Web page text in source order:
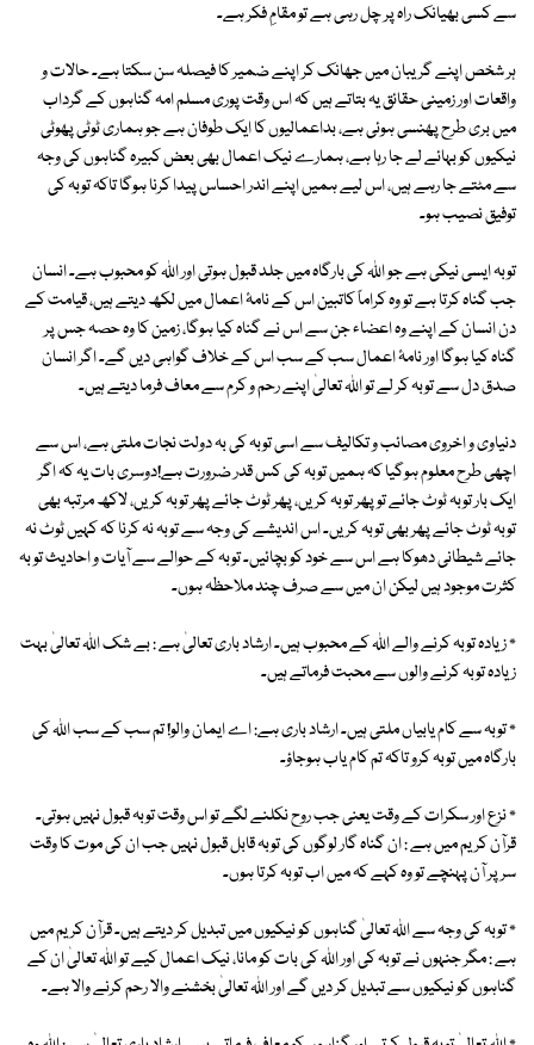
سے کسی بھیانک راہ پر چل رہی ہے تو مقامِ فکر ہے۔
ہر شخص اپنے گریبان میں جھانک کر اپنے ضمیر کا فیصلہ سن سکتا ہے۔ حالات و
واقعات اور زمینی حقائق یہ بتاتے ہیں کہ اس وقت پوری مسلم امہ گناہوں کے گرداب
میں بری طرح پھنسی ہوئی ہے، بداعمالیوں کا ایک طوفان ہے جو ہماری ٹوٹی پھوٹی
نیکیوں کو بہائے لے جا رہا ہے، ہمارے نیک اعمال بھی بعض کبیرہ گناہوں کی وجہ
سے مٹتے جا رہے ہیں، اس لیے ہمیں اپنے اندر احساس پیدا کرنا ہوگا تاکہ توبہ کی
توفیق نصیب ہو۔
توبہ ایسی نیکی ہے جو اللہ کی بارگاہ میں جلد قبول ہوتی اور اللہ کو محبوب ہے۔ انسان
جب گناہ کرتا ہے تو وہ کراماً کاتبین اس کے نامۂ اعمال میں لکھ دیتے ہیں، قیامت کے
دن انسان کے اپنے وہ اعضاء جن سے اس نے گناہ کیا ہوگا، زمین کا وہ حصہ جس پر
گناہ کیا ہوگا اور نامۂ اعمال سب کے سب اس کے خلاف گواہی دیں گے۔ اگر انسان
صدق دل سے توبہ کر لے تو اللہ تعالیٰ اپنے رحم و کرم سے معاف فرما دیتے ہیں۔
دنیاوی و اخروی مصائب و تکالیف سے اسی توبہ کی بہ دولت نجات ملتی ہے، اس سے
اچھی طرح معلوم ہوگیا کہ ہمیں توبہ کی کس قدر ضرورت ہے!دوسری بات یہ کہ اگر
ایک بار توبہ ٹوٹ جائے تو پھر توبہ کریں، پھر ٹوٹ جائے پھر توبہ کریں، لاکھ مرتبہ بھی
توبہ ٹوٹ جائے پھر بھی توبہ کریں۔ اس اندیشے کی وجہ سے توبہ نہ کرنا کہ کہیں ٹوٹ نہ
جائے شیطانی دھوکا ہے اس سے خود کو بچائیں۔ توبہ کے حوالے سے آیات و احادیث تو بہ
کثرت موجود ہیں لیکن ان میں سے صرف چند ملاحظہ ہوں۔
٭ زیادہ توبہ کرنے والے اللہ کے محبوب ہیں۔ ارشاد باری تعالیٰ ہے : بے شک اللہ تعالیٰ بہت
زیادہ توبہ کرنے والوں سے محبت فرماتے ہیں۔
٭ توبہ سے کام یابیاں ملتی ہیں۔ ارشاد باری ہے: اے ایمان والو! تم سب کے سب اللہ کی
بارگاہ میں توبہ کرو تاکہ تم کام یاب ہوجاؤ۔
٭ نزع اور سکرات کے وقت یعنی جب روح نکلنے لگے تو اس وقت توبہ قبول نہیں ہوتی۔
قرآن کریم میں ہے : ان گناہ گار لوگوں کی توبہ قابل قبول نہیں جب ان کی موت کا وقت
سر پر آن پہنچے تو وہ کہے کہ میں اب توبہ کرتا ہوں۔
٭ توبہ کی وجہ سے اللہ تعالیٰ گناہوں کو نیکیوں میں تبدیل کر دیتے ہیں۔ قرآن کریم میں
ہے : مگر جنہوں نے توبہ کی اور اللہ کی بات کو مانا، نیک اعمال کیے تو اللہ تعالیٰ ان کے
گناہوں کو نیکیوں سے تبدیل کر دیں گے اور اللہ تعالیٰ بخشنے والا رحم کرنے والا ہے۔